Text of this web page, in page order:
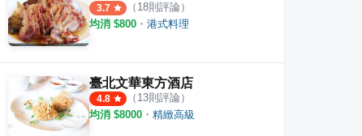
3.7 （ 18則評論）
均消 $800 ・ 港式料理
臺北文華東方酒店
4.8 （ 13則評論）
均消 $8000 ・ 精緻高級